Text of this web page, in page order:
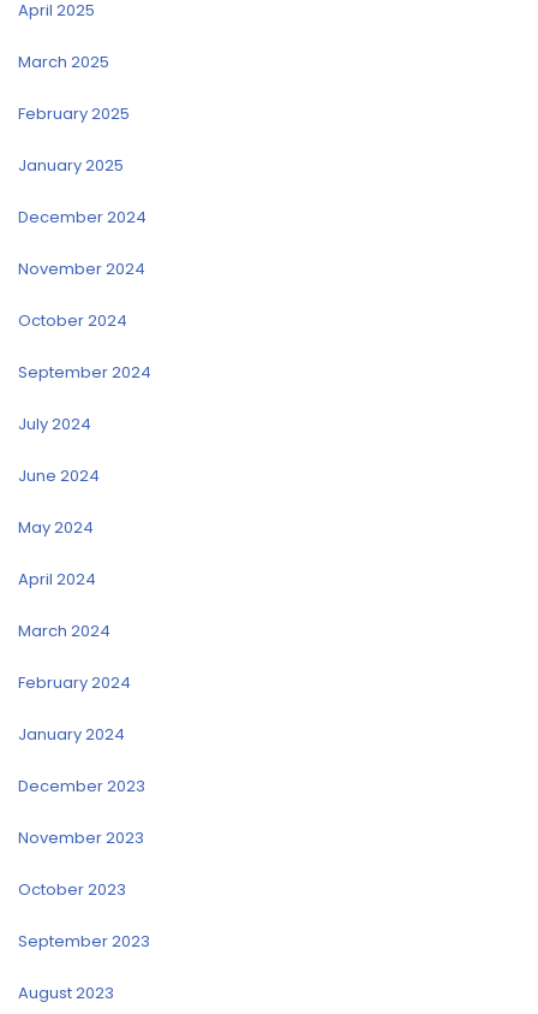
April 2025
March 2025
February 2025
January 2025
December 2024
November 2024
October 2024
September 2024
July 2024
June 2024
May 2024
April 2024
March 2024
February 2024
January 2024
December 2023
November 2023
October 2023
September 2023
August 2023